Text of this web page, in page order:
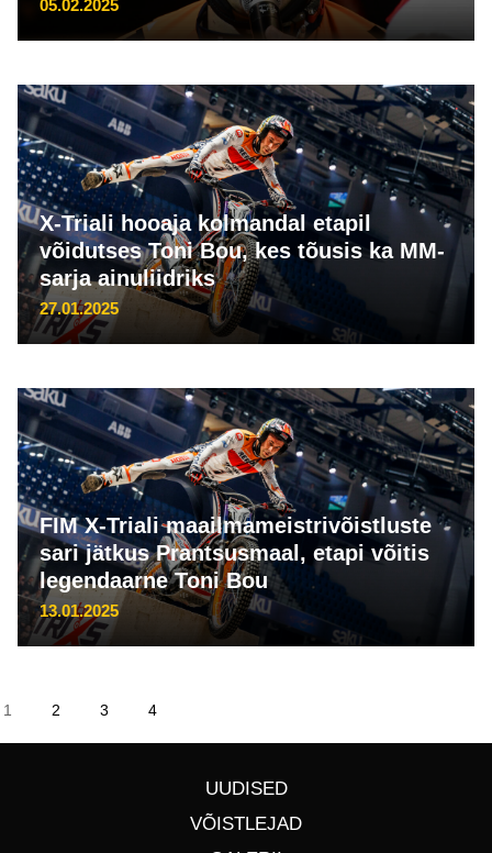
05.02.2025
X-Triali hooaja kolmandal etapil
võidutses Toni Bou, kes tõusis ka MM-
sarja ainuliidriks
27.01.2025
FIM X-Triali maailmameistrivõistluste
sari jätkus Prantsusmaal, etapi võitis
legendaarne Toni Bou
13.01.2025
1 2 3 4
UUDISED
VÕISTLEJAD